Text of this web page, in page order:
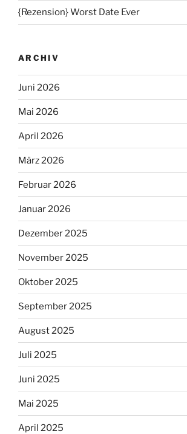
{Rezension} Worst Date Ever
ARCHIV
Juni 2026
Mai 2026
April 2026
März 2026
Februar 2026
Januar 2026
Dezember 2025
November 2025
Oktober 2025
September 2025
August 2025
Juli 2025
Juni 2025
Mai 2025
April 2025